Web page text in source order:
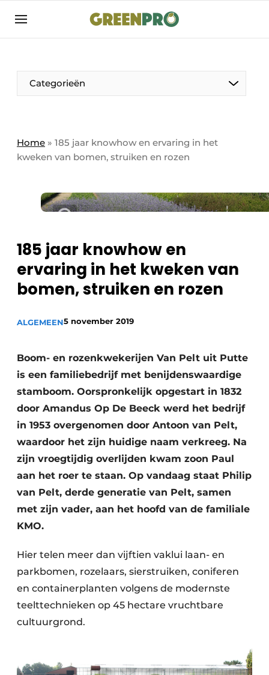
Aanmelden
Bedrijven
Bedrijven
Direct contact
Evenement aanmelden
groenprofessional
Meest gelezen
Podcasts
Privacy / Cookie statement
Vacature aanmelden
Categorieën
Home » 185 jaar knowhow en ervaring in het
kweken van bomen, struiken en rozen
185 jaar knowhow en
ervaring in het kweken van
bomen, struiken en rozen
ALGEMEEN5 november 2019
Boom- en rozenkwekerijen Van Pelt uit Putte
is een familiebedrijf met benijdenswaardige
stamboom. Oorspronkelijk opgestart in 1832
door Amandus Op De Beeck werd het bedrijf
in 1953 overgenomen door Antoon van Pelt,
waardoor het zijn huidige naam verkreeg. Na
zijn vroegtijdig overlijden kwam zoon Paul
aan het roer te staan. Op vandaag staat Philip
van Pelt, derde generatie van Pelt, samen
met zijn vader, aan het hoofd van de familiale
KMO.
Hier telen meer dan vijftien vaklui laan- en
parkbomen, rozelaars, sierstruiken, coniferen
en containerplanten volgens de modernste
teelttechnieken op 45 hectare vruchtbare
cultuurgrond.